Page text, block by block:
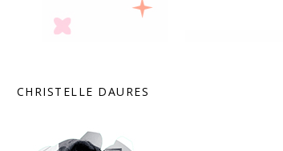
CHRISTELLE DAURES